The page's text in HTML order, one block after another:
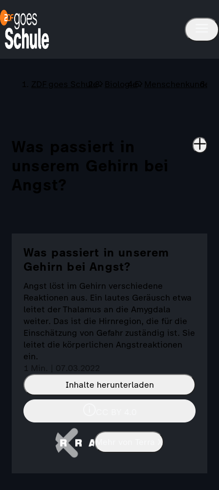
ZDF goes Schule Biologie Menschenkunde
Was passiert in
unserem Gehirn bei
Angst?
Was passiert in unserem
Gehirn bei Angst?
Angst löst im Gehirn verschiedene
Reaktionen aus. Ein lautes Geräusch etwa
leitet der Thalamus an die Amygdala
weiter. Das ist die Hirnregion, die für die
Einschätzung von Gefahr zuständig ist. Sie
leitet die körperlichen Angstreaktionen
ein.
1 Min. | 07.03.2022
Inhalte herunterladen
Mehr von Terra X